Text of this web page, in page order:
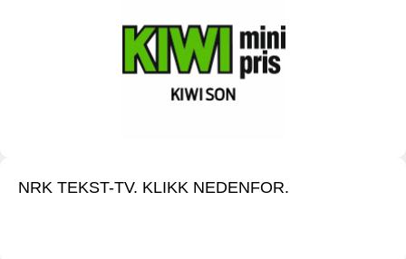
NRK TEKST-TV. KLIKK NEDENFOR.